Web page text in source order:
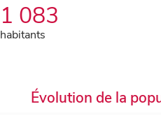
1 083
habitants
Évolution de la